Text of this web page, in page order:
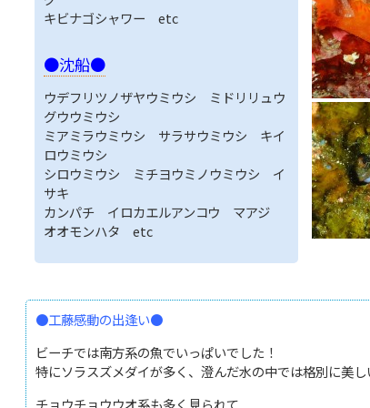
キビナゴシャワー etc
●沈船●
ウデフリツノザヤウミウシ ミドリリュウ
グウウミウシ
ミアミラウミウシ サラサウミウシ キイ
ロウミウシ
シロウミウシ ミチヨウミノウミウシ イ
サキ
カンパチ イロカエルアンコウ マアジ
オオモンハタ etc
●工藤感動の出逢い●
ビーチでは南方系の魚でいっぱいでした！
特にソラスズメダイが多く、澄んだ水の中では格別に美し
チョウチョウウオ系も多く見られて